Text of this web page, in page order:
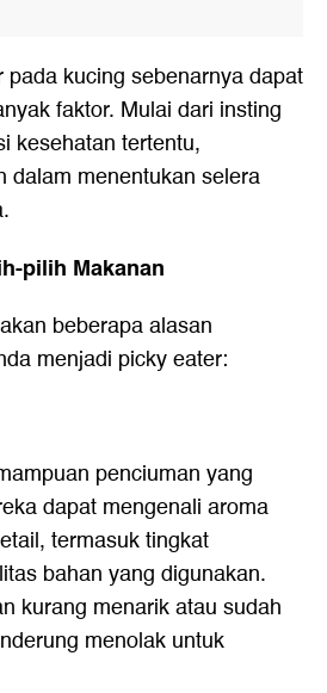
kucing sebenarnya dapat
faktor. Mulai dari insting
kesehatan tertentu,
dalam menentukan selera
pilih Makanan
beberapa alasan
menjadi picky eater:
penciuman yang
dapat mengenali aroma
termasuk tingkat
bahan yang digunakan.
kurang menarik atau sudah
menolak untuk